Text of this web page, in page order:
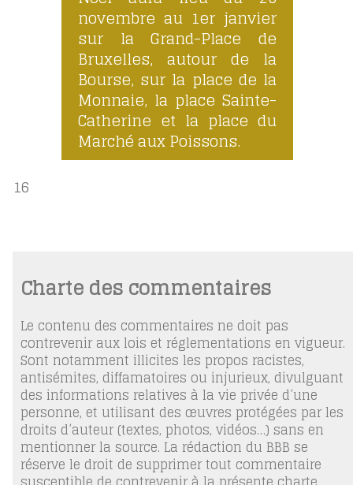
novembre au 1er janvier
sur la Grand-Place de
Bruxelles, autour de la
Bourse, sur la place de la
Monnaie, la place Sainte-
Catherine et la place du
Marché aux Poissons.
16
Charte des commentaires
Le contenu des commentaires ne doit pas
contrevenir aux lois et réglementations en vigueur.
Sont notamment illicites les propos racistes,
antisémites, diffamatoires ou injurieux, divulguant
des informations relatives à la vie privée d’une
personne, et utilisant des œuvres protégées par les
droits d’auteur (textes, photos, vidéos…) sans en
mentionner la source. La rédaction du BBB se
réserve le droit de supprimer tout commentaire